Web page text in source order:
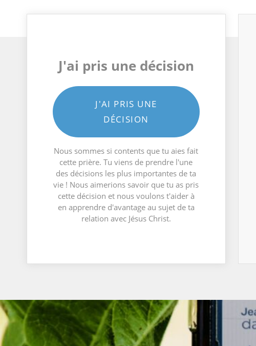
J'ai pris une décision
J'AI PRIS UNE
DÉCISION
Nous sommes si contents que tu aies fait
cette prière. Tu viens de prendre l'une
des décisions les plus importantes de ta
vie ! Nous aimerions savoir que tu as pris
cette décision et nous voulons t'aider à
en apprendre d'avantage au sujet de ta
relation avec Jésus Christ.